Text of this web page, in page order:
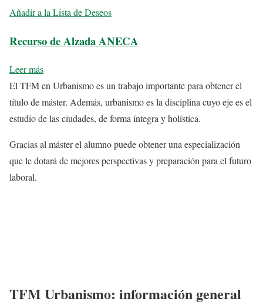
Añadir a la Lista de Deseos
Recurso de Alzada ANECA
Leer más
El TFM en Urbanismo es un trabajo importante para obtener el
título de máster. Además, urbanismo es la disciplina cuyo eje es el
estudio de las ciudades, de forma íntegra y holística.
Gracias al máster el alumno puede obtener una especialización
que le dotará de mejores perspectivas y preparación para el futuro
laboral.
TFM Urbanismo: información general